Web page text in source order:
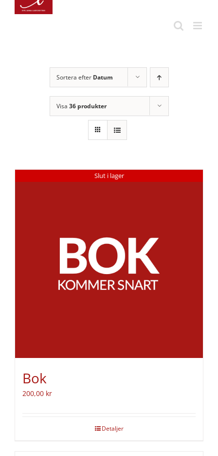
Fortsätt
Sortera efter Datum
Visa 36 produkter
Slut i lager
Bok
200,00 kr
Detaljer